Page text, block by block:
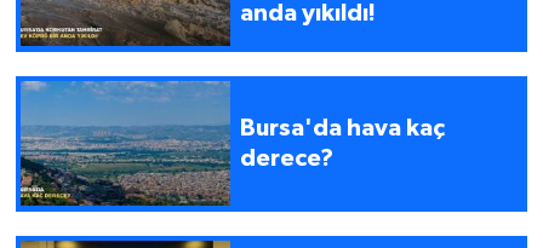
anda yıkıldı!
Bursa'da hava kaç
derece?